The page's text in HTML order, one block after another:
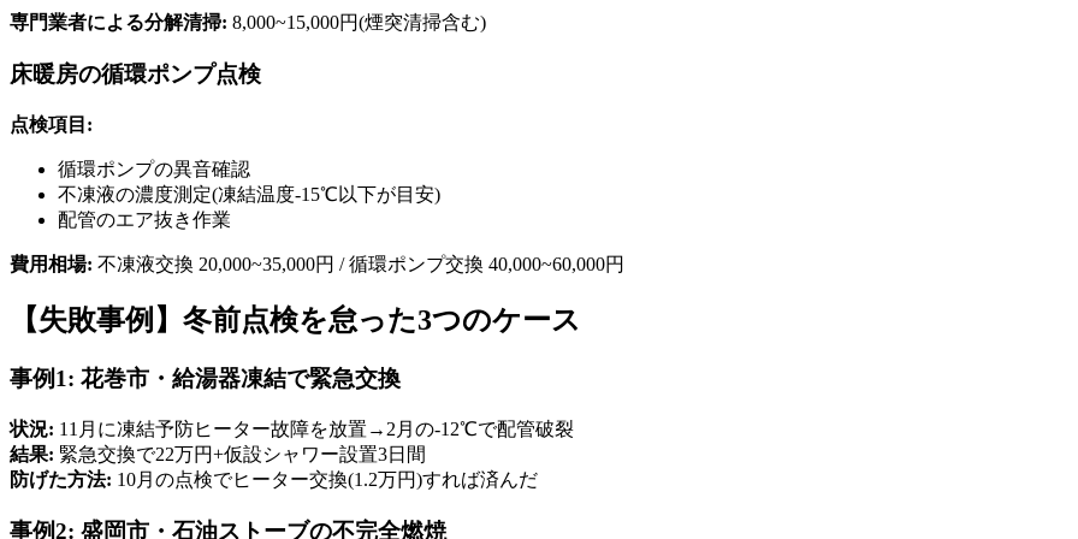
専門業者による分解清掃: 8,000~15,000円(煙突清掃含む)
床暖房の循環ポンプ点検
点検項目:
循環ポンプの異音確認
不凍液の濃度測定(凍結温度-15℃以下が目安)
配管のエア抜き作業
費用相場: 不凍液交換 20,000~35,000円 / 循環ポンプ交換 40,000~60,000円
【失敗事例】冬前点検を怠った3つのケース
事例1: 花巻市・給湯器凍結で緊急交換
状況: 11月に凍結予防ヒーター故障を放置→2月の-12℃で配管破裂
結果: 緊急交換で22万円+仮設シャワー設置3日間
防げた方法: 10月の点検でヒーター交換(1.2万円)すれば済んだ
事例2: 盛岡市・石油ストーブの不完全燃焼